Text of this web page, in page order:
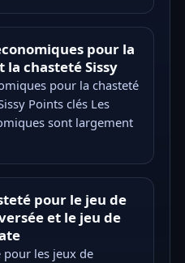
pour la
la chasteté Sissy
pour la chasteté
Points clés Les
sont largement
pour le jeu de
et le jeu de
pour les jeux de